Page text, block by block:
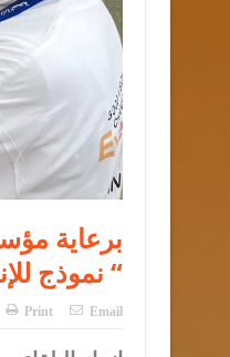
برعاية
نموذج للإنجاز الصحي والتكافل الإنساني “
Print Email